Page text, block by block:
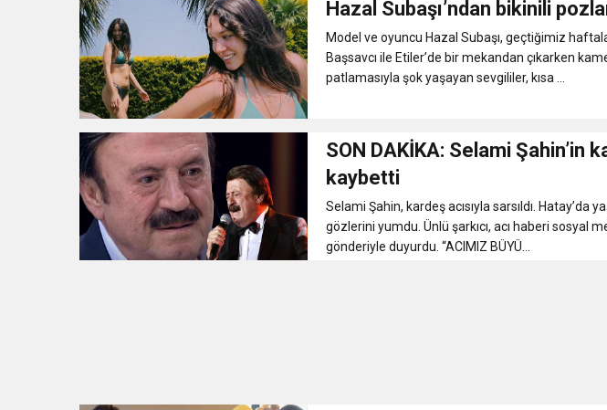
Hazal Subaşı’ndan bikinili
Model ve oyuncu Hazal Subaşı, geçtiğimiz
Başsavcı ile Etiler’de bir mekandan çıkarken
patlamasıyla şok yaşayan sevgililer, kısa ...
SON DAKİKA: Selami Şahin’in
kaybetti
Selami Şahin, kardeş acısıyla sarsıldı. Hatay’da
gözlerini yumdu. Ünlü şarkıcı, acı haberi sosyal
gönderiyle duyurdu. “ACIMIZ BÜYÜ...